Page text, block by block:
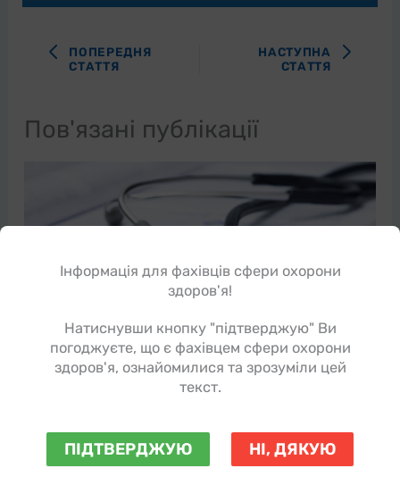
ПОПЕРЕДНЯ
СТАТТЯ
НАСТУПНА
СТАТТЯ
Пов'язані публікації
Бібліотека знань
Інформація для фахівців сфери охорони
здоров'я!
Натиснувши кнопку "підтверджую" Ви
погоджуєте, що є фахівцем сфери охорони
здоров'я, ознайомилися та зрозуміли цей
текст.
ПІДТВЕРДЖУЮ НІ, ДЯКУЮ